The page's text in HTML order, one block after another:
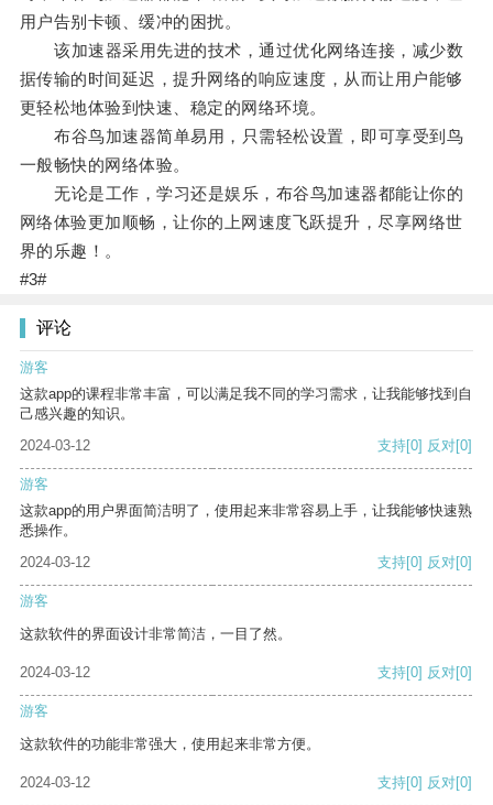
用户告别卡顿、缓冲的困扰。
该加速器采用先进的技术，通过优化网络连接，减少数
据传输的时间延迟，提升网络的响应速度，从而让用户能够
更轻松地体验到快速、稳定的网络环境。
布谷鸟加速器简单易用，只需轻松设置，即可享受到鸟
一般畅快的网络体验。
无论是工作，学习还是娱乐，布谷鸟加速器都能让你的
网络体验更加顺畅，让你的上网速度飞跃提升，尽享网络世
界的乐趣！。
#3#
评论
游客
这款app的课程非常丰富，可以满足我不同的学习需求，让我能够找到自
己感兴趣的知识。
2024-03-12
支持[0] 反对[0]
游客
这款app的用户界面简洁明了，使用起来非常容易上手，让我能够快速熟
悉操作。
2024-03-12
支持[0] 反对[0]
游客
这款软件的界面设计非常简洁，一目了然。
2024-03-12 支持[0] 反对[0]
游客
这款软件的功能非常强大，使用起来非常方便。
2024-03-12 支持[0] 反对[0]